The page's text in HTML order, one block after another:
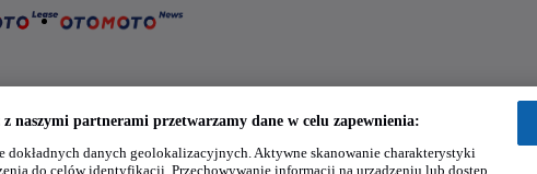
naszymi partnerami przetwarzamy dane w celu zapewnienia:
dokładnych danych geolokalizacyjnych. Aktywne skanowanie charakterystyki
do celów identyfikacji. Przechowywanie informacji na urządzeniu lub dostęp